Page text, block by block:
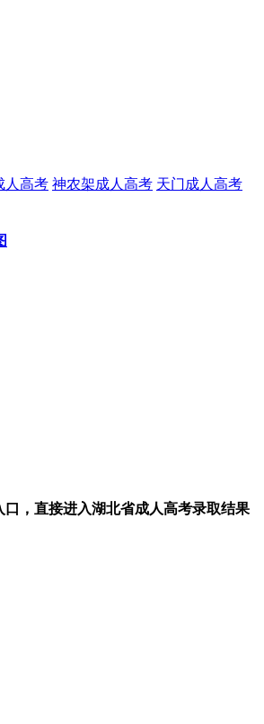
人高考 神农架成人高考 天门成人高考
，直接进入湖北省成人高考录取结果